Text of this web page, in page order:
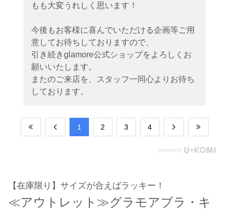
もも大変うれしく思います！
今後もお客様に喜んでいただける企画等ご用
意してお待ちしておりますので、
引き続きglamore公式ショップをよろしくお
願いいたします。
またのご来店を、スタッフ一同心よりお待ち
しております。
​1 ​2 ​3 ​4
【在庫限り】サイズが合えばラッキー！
≪アウトレット≫グラモアブラ・キ